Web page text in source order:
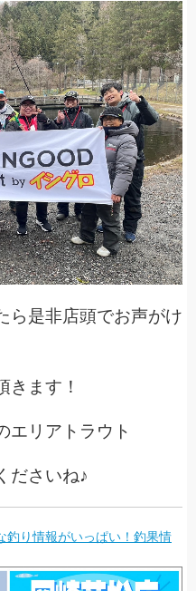
ら是非店頭でお声がけ
きます！
エリアトラウト
ださいね♪
釣り情報がいっぱい！釣果情